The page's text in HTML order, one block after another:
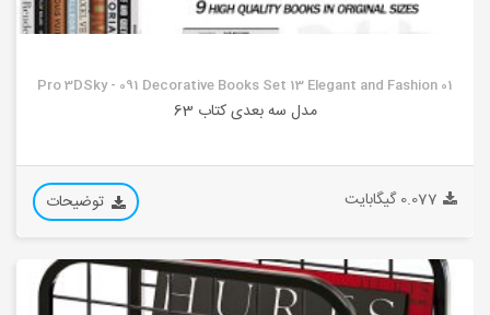
Pro 3DSky - 091 Decorative Books Set 13 Elegant and Fashion 01
مدل سه بعدی کتاب 63
0.077 گیگابایت توضیحات